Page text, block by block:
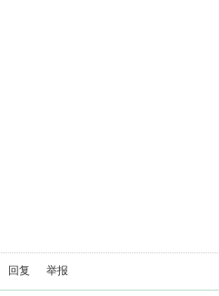
回复 举报